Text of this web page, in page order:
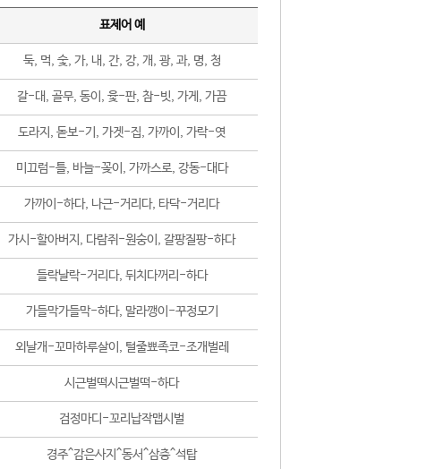
표제어 예
둑, 먹, 숯, 가, 내, 간, 강, 개, 광, 과, 명, 청
갈-대, 골무, 동이, 윷-판, 참-빗, 가게, 가끔
도라지, 돋보-기, 가겟-집, 가까이, 가락-엿
미끄럼-틀, 바늘-꽂이, 가까스로, 강동-대다
가까이-하다, 나근-거리다, 타닥-거리다
가시-할아버지, 다람쥐-원숭이, 갈팡질팡-하다
들락날락-거리다, 뒤치다꺼리-하다
가들막가들막-하다, 말라깽이-꾸정모기
외날개-꼬마하루살이, 털줄뾰족코-조개벌레
시근벌떡시근벌떡-하다
검정마디-꼬리납작맵시벌
경주^감은사지^동서^삼층^석탑